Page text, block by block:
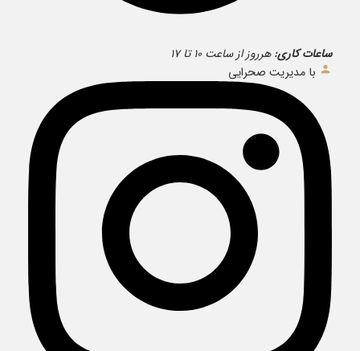
ساعات کاری: هرروز از ساعت ۱۰ تا ۱۷
با مدیریت صحرایی